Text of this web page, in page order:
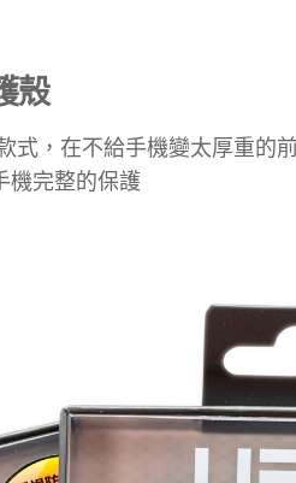
殼
式，在不給手機變太厚重的
機完整的保護